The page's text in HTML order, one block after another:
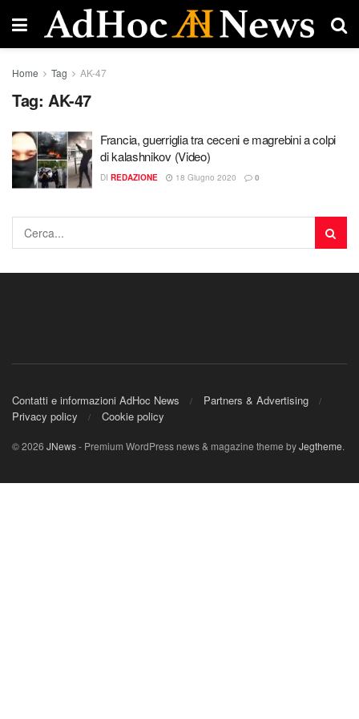
Home Tag AK-47
Tag: AK-47
Francia, guerriglia tra ceceni e magrebini a colpi
di kalashnikov (Video)
DI REDAZIONE 18 Giugno 2020 0
Contatti e informazioni AdHoc News
Partners & Advertising
Privacy policy
Cookie policy
© 2026 JNews- Premium WordPress news & magazine theme byJegtheme.